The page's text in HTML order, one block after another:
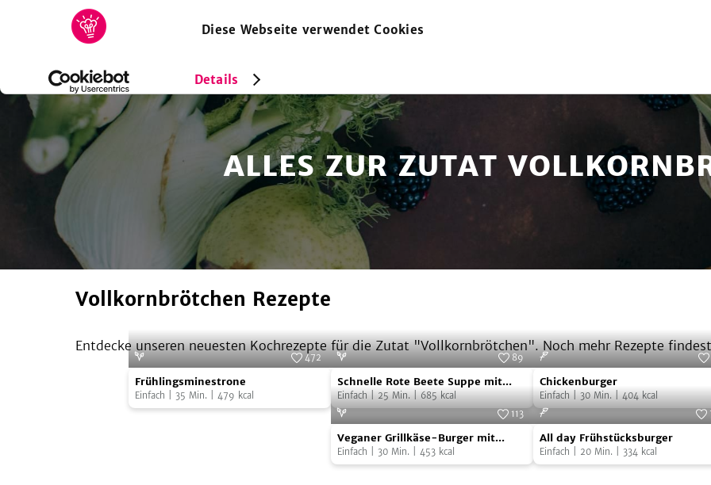
Diese Webseite verwendet Cookies
Details
REZEPTE SAMMLUNGEN MAGAZIN
ALLES ZUR ZUTAT
Vollkornbrötchen Rezepte
Entdecke unseren neuesten Kochrezepte für die Zutat "Vollkornbrötchen". Noch mehr Rezepte
Frühlingsminestrone
472
Frühlingsminestrone
Einfach 35 Min. 479 kcal
Schnelle
Rote
Beete
Suppe
mit
SevenCooks
89
Schnelle Rote Beete Suppe mit
Senfbutter Crostini
Einfach 25 Min. 685 kcal
Chickenburger
Chickenburger
Einfach 30 Min. 404 kcal
Veganer
Grillkäse-
Burger
SevenCooks
113
Veganer Grillkäse-Burger mit
scharfem Avocado-Dip
Einfach 30 Min. 453 kcal
All
day
Frühstücksburger
All day Frühstücksburger
Einfach 20 Min. 334 kcal